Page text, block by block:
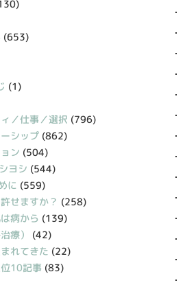
(653)
(1)
／仕事／選択 (796)
シップ (862)
ン (504)
ヨシ (544)
に (559)
せますか？ (258)
病から (139)
療）
(42)
れてきた (22)
10記事 (83)